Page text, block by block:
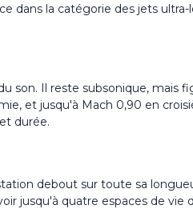
dans la catégorie des jets
son. Il reste subsonique, mais
et jusqu'à Mach 0,90 en
durée.
debout sur toute sa
jusqu'à quatre espaces de vie